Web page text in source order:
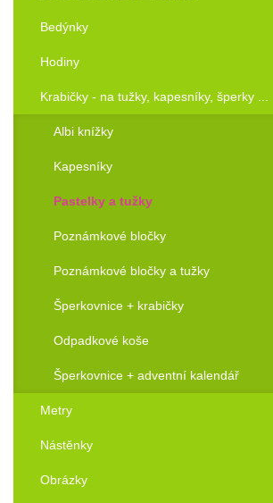
Bedýnky
Hodiny
Krabičky - na tužky, kapesníky, šperky ...
Albi knížky
Kapesníky
Pastelky a tužky
Poznámkové bločky
Poznámkové bločky a tužky
Šperkovnice + krabičky
Odpadkové koše
Šperkovnice + adventní kalendář
Metry
Nástěnky
Obrázky